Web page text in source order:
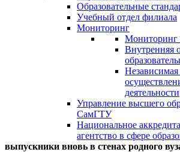
Образовательные
Учебный отдел филиала
Мониторинг
Мониторинг
Внутренняя
деятельности
Управление высшего
СамГТУ
Национальное
агентство в сфере
выпускники вновь в стенах родного